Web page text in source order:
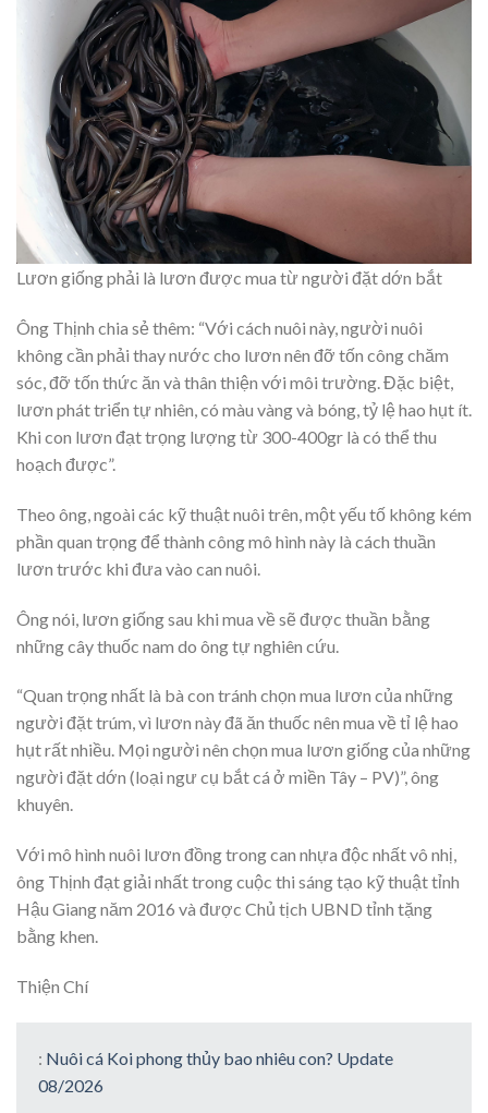
Lươn giống phải là lươn được mua từ người đặt dớn bắt
Ông Thịnh chia sẻ thêm: “Với cách nuôi này, người nuôi
không cần phải thay nước cho lươn nên đỡ tốn công chăm
sóc, đỡ tốn thức ăn và thân thiện với môi trường. Đặc biệt,
lươn phát triển tự nhiên, có màu vàng và bóng, tỷ lệ hao hụt ít.
Khi con lươn đạt trọng lượng từ 300-400gr là có thể thu
hoạch được”.
Theo ông, ngoài các kỹ thuật nuôi trên, một yếu tố không kém
phần quan trọng để thành công mô hình này là cách thuần
lươn trước khi đưa vào can nuôi.
Ông nói, lươn giống sau khi mua về sẽ được thuần bằng
những cây thuốc nam do ông tự nghiên cứu.
“Quan trọng nhất là bà con tránh chọn mua lươn của những
người đặt trúm, vì lươn này đã ăn thuốc nên mua về tỉ lệ hao
hụt rất nhiều. Mọi người nên chọn mua lươn giống của những
người đặt dớn (loại ngư cụ bắt cá ở miền Tây – PV)”, ông
khuyên.
Với mô hình nuôi lươn đồng trong can nhựa độc nhất vô nhị,
ông Thịnh đạt giải nhất trong cuộc thi sáng tạo kỹ thuật tỉnh
Hậu Giang năm 2016 và được Chủ tịch UBND tỉnh tặng
bằng khen.
Thiện Chí
: Nuôi cá Koi phong thủy bao nhiêu con? Update
08/2026